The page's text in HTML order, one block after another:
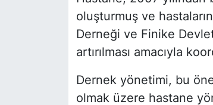
oluşturmuş ve
Derneği ve Finike
artırılması amacıyla
Dernek yönetimi, bu
olmak üzere hastane